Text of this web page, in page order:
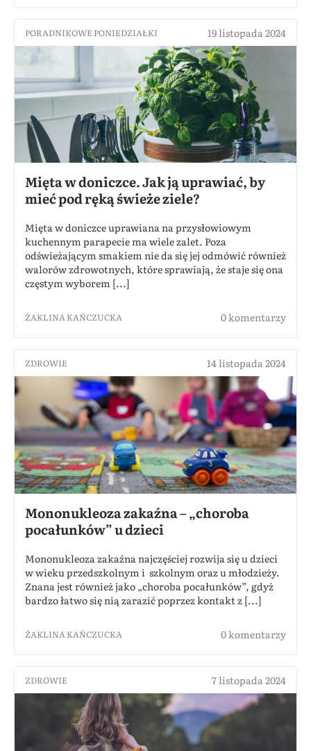
PORADNIKOWE PONIEDZIAŁKI 19 listopada 2024
Mięta w doniczce. Jak ją uprawiać, by
mieć pod ręką świeże ziele?
Mięta w doniczce uprawiana na przysłowiowym
kuchennym parapecie ma wiele zalet. Poza
odświeżającym smakiem nie da się jej odmówić również
walorów zdrowotnych, które sprawiają, że staje się ona
częstym wyborem [...]
ŻAKLINA KAŃCZUCKA 0 komentarzy
ZDROWIE 14 listopada 2024
Mononukleoza zakaźna – „choroba
pocałunków” u dzieci
Mononukleoza zakaźna najczęściej rozwija się u dzieci
w wieku przedszkolnym i szkolnym oraz u młodzieży.
Znana jest również jako „choroba pocałunków”, gdyż
bardzo łatwo się nią zarazić poprzez kontakt z [...]
ŻAKLINA KAŃCZUCKA 0 komentarzy
ZDROWIE 7 listopada 2024